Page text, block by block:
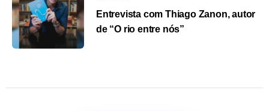
Entrevista com Thiago Zanon, autor
de “O rio entre nós”